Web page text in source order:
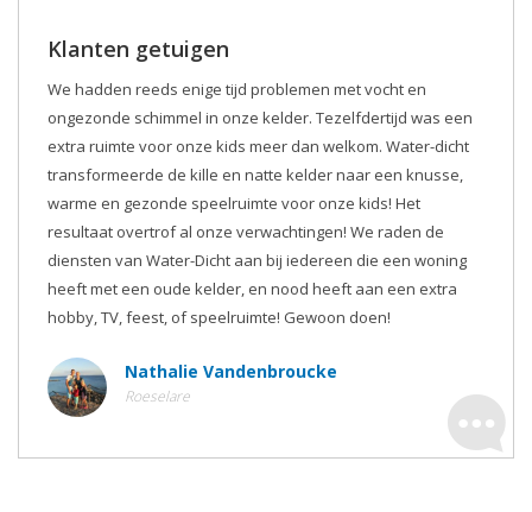
Klanten getuigen
We hadden reeds enige tijd problemen met vocht en
ongezonde schimmel in onze kelder. Tezelfdertijd was een
extra ruimte voor onze kids meer dan welkom. Water-dicht
transformeerde de kille en natte kelder naar een knusse,
warme en gezonde speelruimte voor onze kids! Het
resultaat overtrof al onze verwachtingen! We raden de
diensten van Water-Dicht aan bij iedereen die een woning
heeft met een oude kelder, en nood heeft aan een extra
hobby, TV, feest, of speelruimte! Gewoon doen!
Nathalie Vandenbroucke
Roeselare